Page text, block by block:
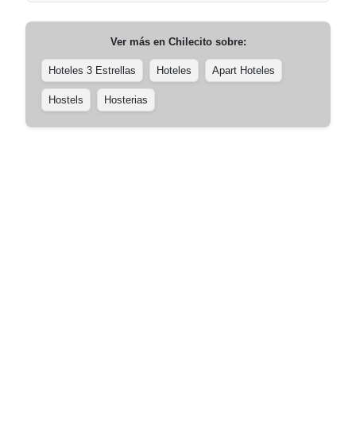
Ver más en Chilecitosobre:
Hoteles 3 Estrellas Hoteles Apart Hoteles
Hostels Hosterias